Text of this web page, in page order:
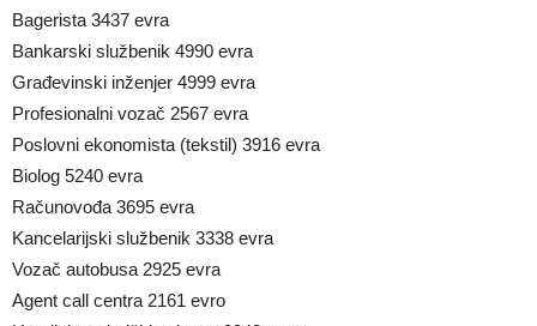
Bagerista 3437 evra
Bankarski službenik 4990 evra
Građevinski inženjer 4999 evra
Profesionalni vozač 2567 evra
Poslovni ekonomista (tekstil) 3916 evra
Biolog 5240 evra
Računovođa 3695 evra
Kancelarijski službenik 3338 evra
Vozač autobusa 2925 evra
Agent call centra 2161 evro